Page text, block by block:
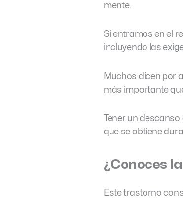
mente.
Si entramos en el
incluyendo las
Muchos dicen por
más importante
Tener un
que se obtiene
¿Conoces
Este trastorno